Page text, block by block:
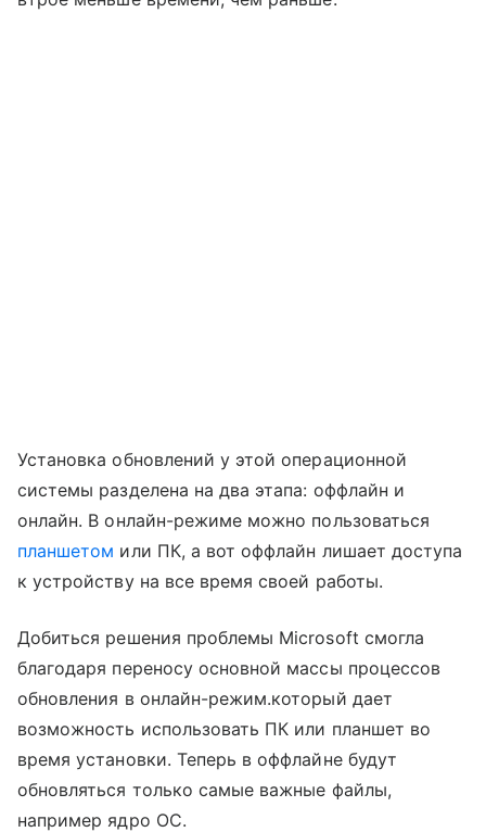
Установка обновлений у этой операционной
системы разделена на два этапа: оффлайн и
онлайн. В онлайн-режиме можно пользоваться
планшетом или ПК, а вот оффлайн лишает доступа
к устройству на все время своей работы.
Добиться решения проблемы Microsoft смогла
благодаря переносу основной массы процессов
обновления в онлайн-режим.который дает
возможность использовать ПК или планшет во
время установки. Теперь в оффлайне будут
обновляться только самые важные файлы,
например ядро ОС.